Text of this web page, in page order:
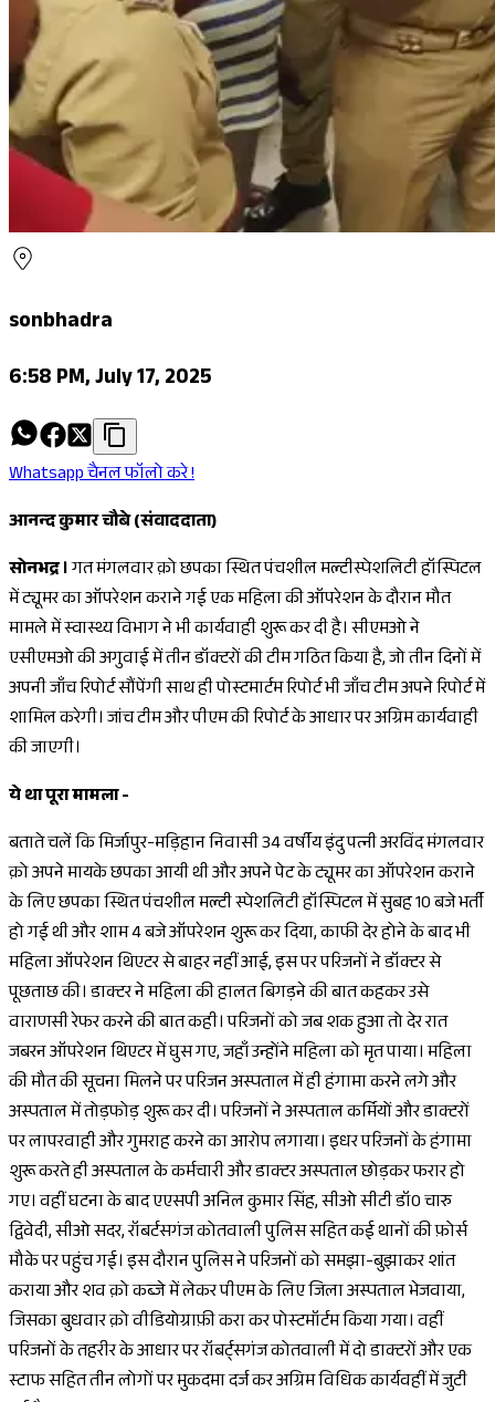
sonbhadra
6:58 PM, July 17, 2025
Whatsapp चैनल फॉलो करे !
आनन्द कुमार चौबे (संवाददाता)
सोनभद्र ।गत मंगलवार क़ो छपका स्थित पंचशील मल्टीस्पेशलिटी हॉस्पिटल
में ट्यूमर का ऑपरेशन कराने गई एक महिला की ऑपरेशन के दौरान मौत
मामले में स्वास्थ्य विभाग ने भी कार्यवाही शुरू कर दी है। सीएमओ ने
एसीएमओ की अगुवाई में तीन डॉक्टरों की टीम गठित किया है, जो तीन दिनों में
अपनी जाँच रिपोर्ट सौंपेंगी साथ ही पोस्टमार्टम रिपोर्ट भी जाँच टीम अपने रिपोर्ट में
शामिल करेगी। जांच टीम और पीएम की रिपोर्ट के आधार पर अग्रिम कार्यवाही
की जाएगी।
ये था पूरा मामला -
बताते चलें कि मिर्जापुर-मड़िहान निवासी 34 वर्षीय इंदु पत्नी अरविंद मंगलवार
क़ो अपने मायके छपका आयी थी और अपने पेट के ट्यूमर का ऑपरेशन कराने
के लिए छपका स्थित पंचशील मल्टी स्पेशलिटी हॉस्पिटल में सुबह 10 बजे भर्ती
हो गई थी और शाम 4 बजे ऑपरेशन शुरू कर दिया, काफी देर होने के बाद भी
महिला ऑपरेशन थिएटर से बाहर नहीं आई, इस पर परिजनों ने डॉक्टर से
पूछताछ की। डाक्टर ने महिला की हालत बिगड़ने की बात कहकर उसे
वाराणसी रेफर करने की बात कही। परिजनों को जब शक हुआ तो देर रात
जबरन ऑपरेशन थिएटर में घुस गए, जहाँ उन्होंने महिला को मृत पाया। महिला
की मौत की सूचना मिलने पर परिजन अस्पताल में ही हंगामा करने लगे और
अस्पताल में तोड़फोड़ शुरू कर दी। परिजनों ने अस्पताल कर्मियों और डाक्टरों
पर लापरवाही और गुमराह करने का आरोप लगाया। इधर परिजनों के हंगामा
शुरू करते ही अस्पताल के कर्मचारी और डाक्टर अस्पताल छोड़कर फरार हो
गए। वहीं घटना के बाद एएसपी अनिल कुमार सिंह, सीओ सीटी डॉ0 चारु
द्विवेदी, सीओ सदर, रॉबर्टसगंज कोतवाली पुलिस सहित कई थानों की फ़ोर्स
मौके पर पहुंच गई। इस दौरान पुलिस ने परिजनों को समझा-बुझाकर शांत
कराया और शव क़ो कब्जे में लेकर पीएम के लिए जिला अस्पताल भेजवाया,
जिसका बुधवार क़ो वीडियोग्राफ़ी करा कर पोस्टमॉर्टम किया गया। वहीं
परिजनों के तहरीर के आधार पर रॉबर्ट्सगंज कोतवाली में दो डाक्टरों और एक
स्टाफ सहित तीन लोगों पर मुकदमा दर्ज कर अग्रिम विधिक कार्यवहीं में जुटी